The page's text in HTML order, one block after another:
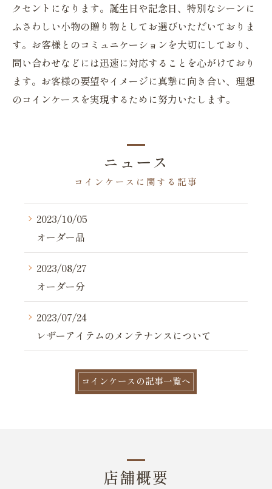
クセントになります。誕生日や記念日、特別なシーンに
ふさわしい小物の贈り物としてお選びいただいておりま
す。お客様とのコミュニケーションを大切にしており、
問い合わせなどには迅速に対応することを心がけており
ます。お客様の要望やイメージに真摯に向き合い、理想
のコインケースを実現するために努力いたします。
ニュース
コインケースに関する記事
2023/10/05
オーダー品
2023/08/27
オーダー分
2023/07/24
レザーアイテムのメンテナンスについて
コインケースの記事一覧へ
店舗概要